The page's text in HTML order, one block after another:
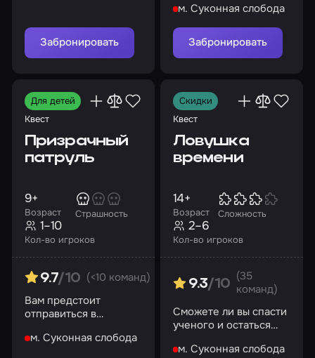
Забронировать
которое принадлежит
известному гангстеру
м. Суконная слобода
Забронировать
Для детей
Квест
Призрачный
патруль
Возраст
9+
Страшность
Кол-во игроков
1–10
9.7/10 (<10 команд)
Вам предстоит
отправиться в
проказничают призраки
м. Суконная слобода
Скидки
Квест
Ловушка
времени
Возраст
14+
Сложность
Кол-во игроков
2–6
9.3/10
(35
команд)
Сможете ли вы спасти
ученого и остаться
м. Суконная слобода